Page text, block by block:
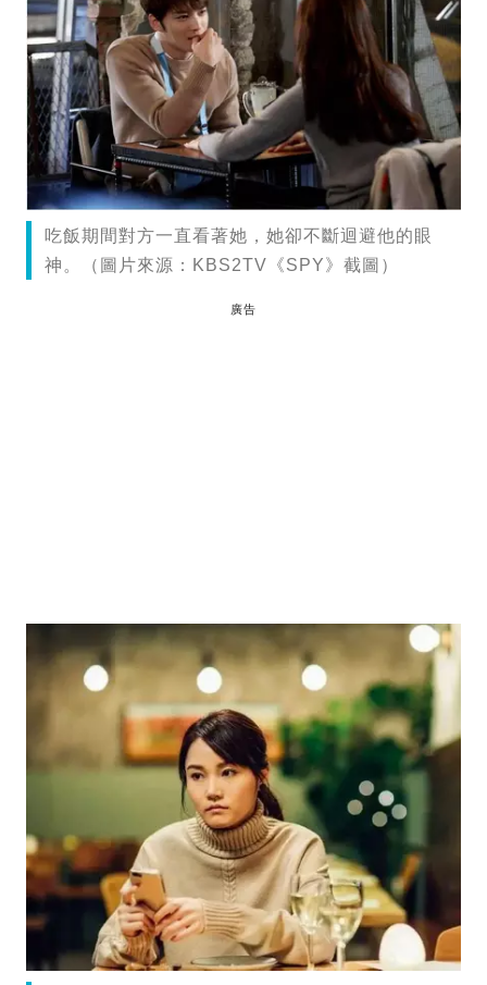
吃飯期間對方一直看著她，她卻不斷迴避他的眼
神。（圖片來源：KBS2TV《SPY》截圖）
廣告